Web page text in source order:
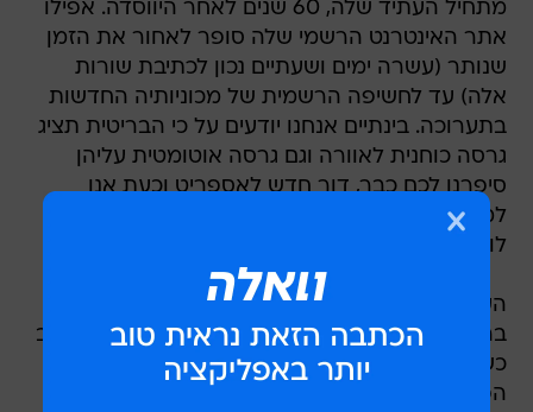
מתחיל העתיד שלה, 60 שנים לאחר היווסדה. אפילו
אתר האינטרנט הרשמי שלה סופר לאחור את הזמן
שנותר (עשרה ימים ושעתיים נכון לכתיבת שורות
אלה) עד לחשיפה הרשמית של מכוניותיה החדשות
בתערוכה. בינתיים אנחנו יודעים על כי הבריטית תציג
גרסה כוחנית לאוורה וגם גרסה אוטומטית עליהן
סיפרנו לכם כבר, דור חדש לאספריט וכעת אנו
למדים על עוד דגם חדש - עילית, עימה נראה כי
לוטוס באמת משנה תפישה.
העילית מציגה עיצוב מעניין ומבט חוזר בתמונות
בהחלט מגלה שיש משהו בתיאור של לוטוס - "עיצוב
כשל כריש". חלקה הקדמי השלוח לפנים, הגריל
הפעור, גופי התאורה (מפחידים יש לומר מאחור),